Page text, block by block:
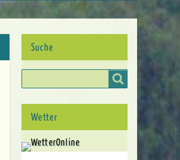
Suche
Wetter